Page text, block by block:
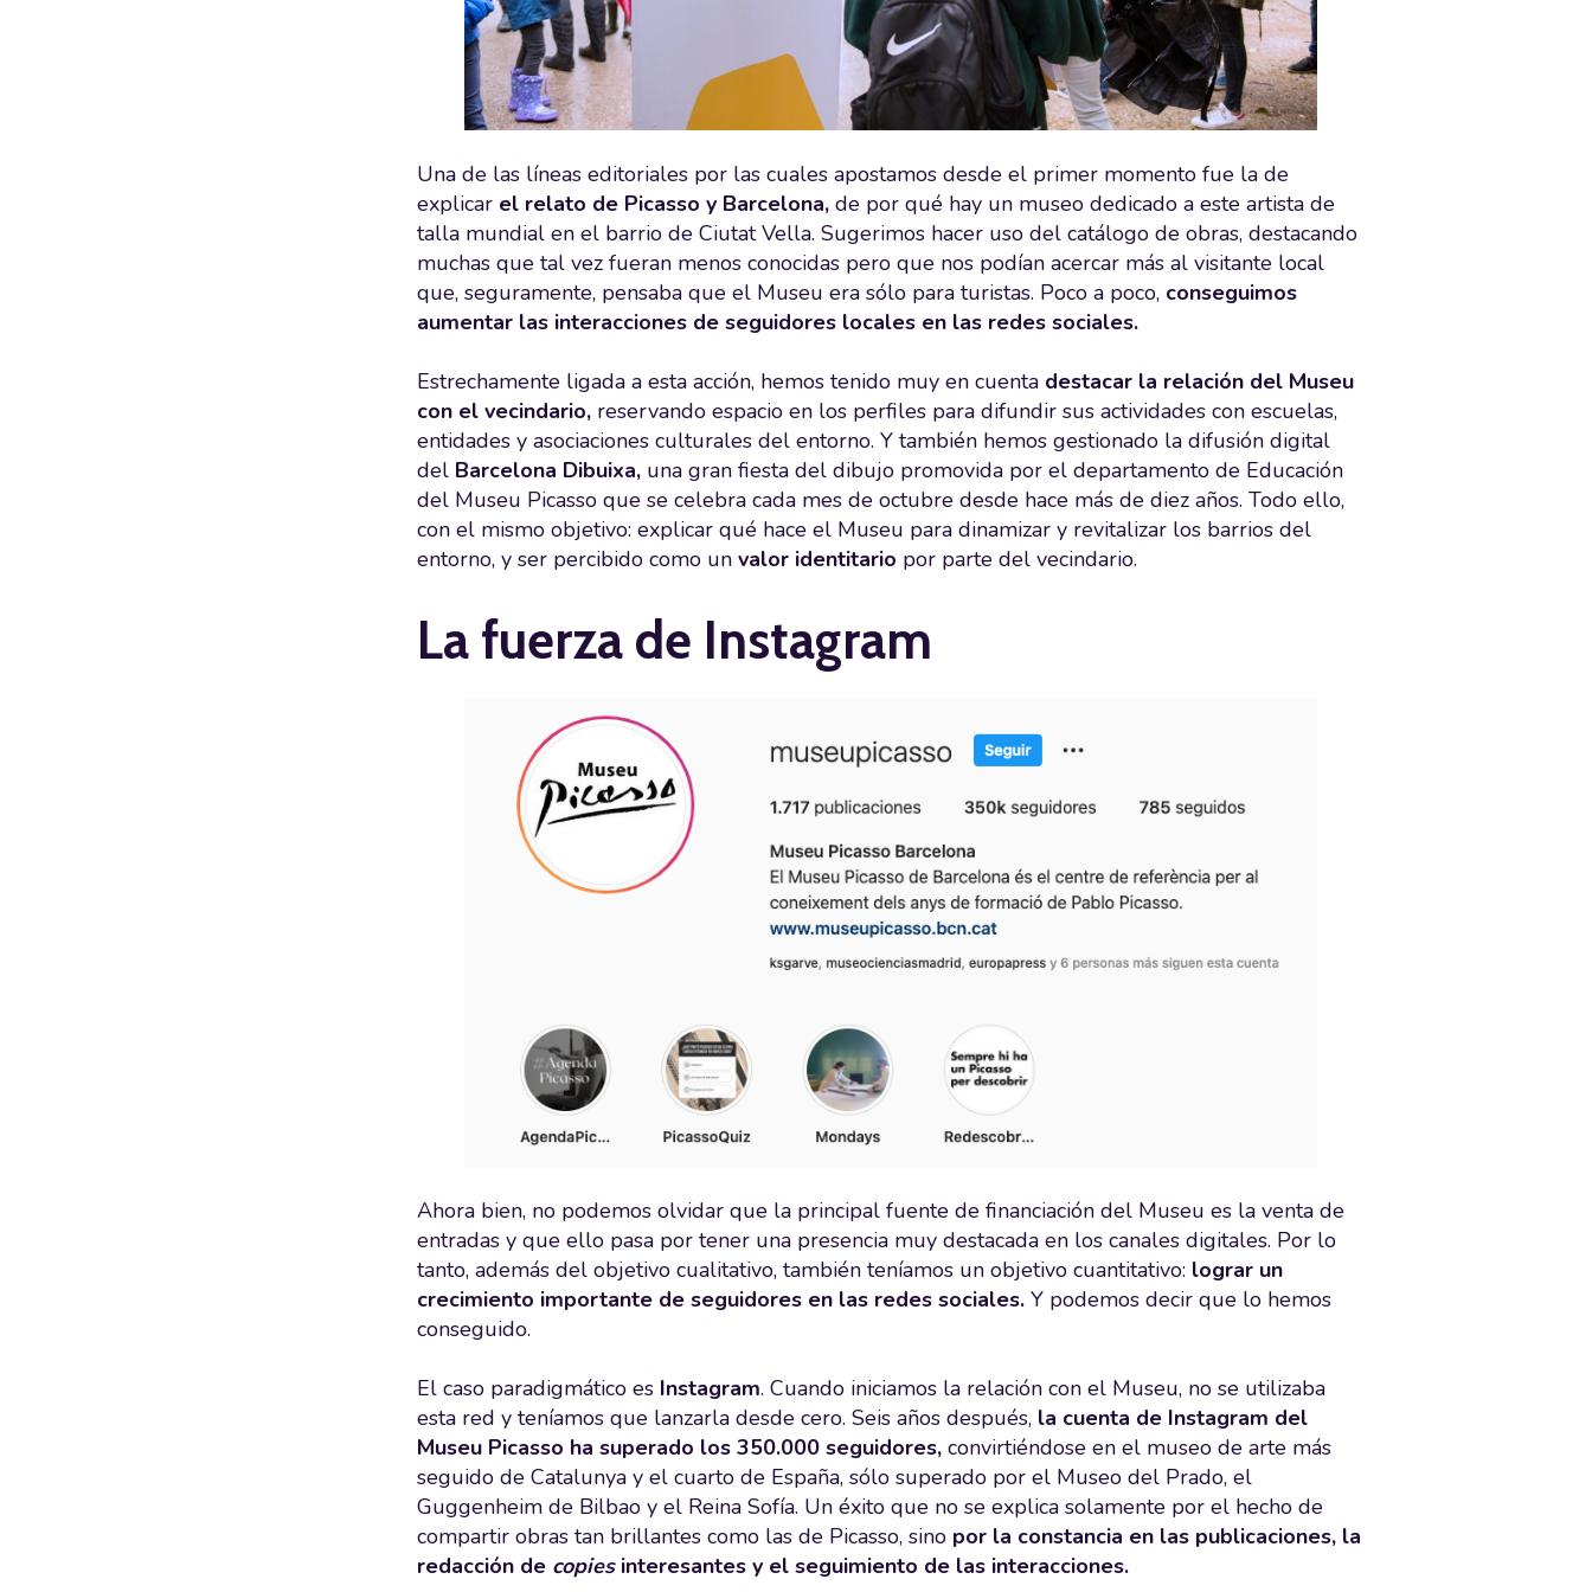
Una de las líneas editoriales por las cuales apostamos desde el primer momento fue la de
explicar el relato de Picasso y Barcelona, de por qué hay un museo dedicado a este artista de
talla mundial en el barrio de Ciutat Vella. Sugerimos hacer uso del catálogo de obras, destacando
muchas que tal vez fueran menos conocidas pero que nos podían acercar más al visitante local
que, seguramente, pensaba que el Museu era sólo para turistas. Poco a poco, conseguimos
aumentar las interacciones de seguidores locales en las redes sociales.
Estrechamente ligada a esta acción, hemos tenido muy en cuenta destacar la relación del Museu
con el vecindario, reservando espacio en los perfiles para difundir sus actividades con escuelas,
entidades y asociaciones culturales del entorno. Y también hemos gestionado la difusión digital
del Barcelona Dibuixa, una gran fiesta del dibujo promovida por el departamento de Educación
del Museu Picasso que se celebra cada mes de octubre desde hace más de diez años. Todo ello,
con el mismo objetivo: explicar qué hace el Museu para dinamizar y revitalizar los barrios del
entorno, y ser percibido como un valor identitario por parte del vecindario.
La fuerza de Instagram
Ahora bien, no podemos olvidar que la principal fuente de financiación del Museu es la venta de
entradas y que ello pasa por tener una presencia muy destacada en los canales digitales. Por lo
tanto, además del objetivo cualitativo, también teníamos un objetivo cuantitativo: lograr un
crecimiento importante de seguidores en las redes sociales. Y podemos decir que lo hemos
conseguido.
El caso paradigmático es Instagram. Cuando iniciamos la relación con el Museu, no se utilizaba
esta red y teníamos que lanzarla desde cero. Seis años después, la cuenta de Instagram del
Museu Picasso ha superado los 350.000 seguidores, convirtiéndose en el museo de arte más
seguido de Catalunya y el cuarto de España, sólo superado por el Museo del Prado, el
Guggenheim de Bilbao y el Reina Sofía. Un éxito que no se explica solamente por el hecho de
compartir obras tan brillantes como las de Picasso, sino por la constancia en las publicaciones, la
redacción de copiesinteresantes y el seguimiento de las interacciones.